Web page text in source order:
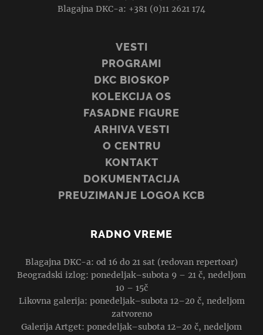
Blagajna DKC-a: +381 (0)11 2621 174
VESTI
PROGRAMI
DKC BIOSKOP
KOLEKCIJA OS
FASADNE FIGURE
ARHIVA VESTI
O CENTRU
KONTAKT
DOKUMENTACIJA
PREUZIMANJE LOGOA KCB
RADNO VREME
Blagajna DKC-a: od 16 do 21 sat (redovan repertoar)
Beogradski izlog: ponedeljak–subota 9 – 21 č, nedeljom
10 – 15č
Likovna galerija: ponedeljak–subota 12–20 č, nedeljom
zatvoreno
Galerija Artget: ponedeljak–subota 12–20 č, nedeljom